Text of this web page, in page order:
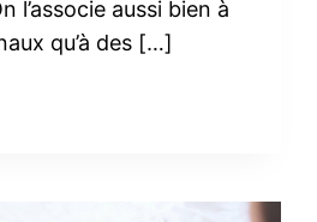
l’associe aussi bien à
qu’à des […]